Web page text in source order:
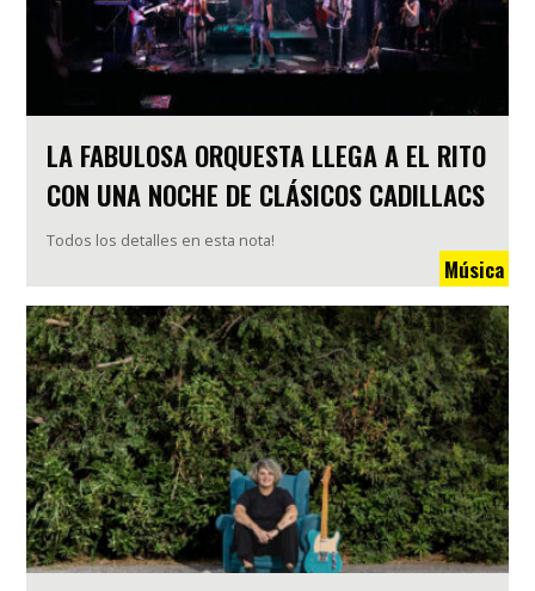
LA FABULOSA ORQUESTA LLEGA A EL RITO
CON UNA NOCHE DE CLÁSICOS CADILLACS
Todos los detalles en esta nota!
Música